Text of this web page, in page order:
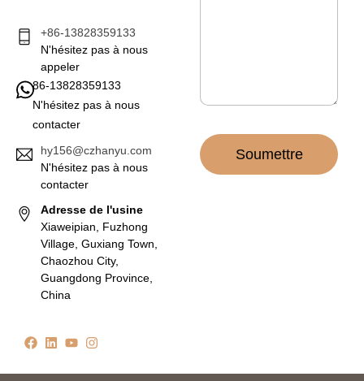
+86-13828359133
N'hésitez pas à nous
appeler
86-13828359133
N'hésitez pas à nous
contacter
hy156@czhanyu.com
N'hésitez pas à nous
contacter
Adresse de l'usine
Xiaweipian, Fuzhong
Village, Guxiang Town,
Chaozhou City,
Guangdong Province,
China
Soumettre